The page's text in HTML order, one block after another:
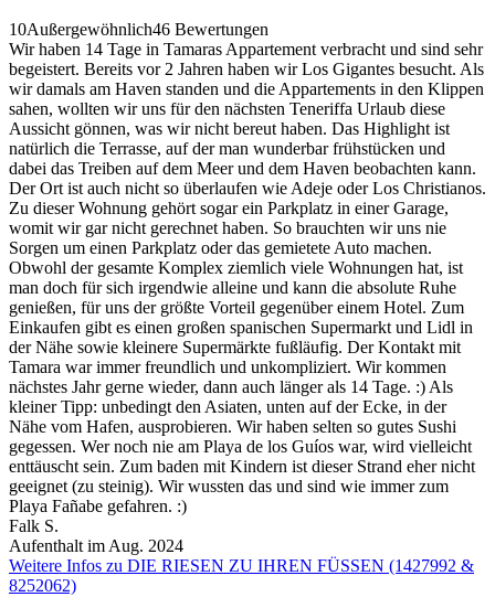
10Außergewöhnlich46 Bewertungen
Wir haben 14 Tage in Tamaras Appartement verbracht und sind sehr
begeistert. Bereits vor 2 Jahren haben wir Los Gigantes besucht. Als
wir damals am Haven standen und die Appartements in den Klippen
sahen, wollten wir uns für den nächsten Teneriffa Urlaub diese
Aussicht gönnen, was wir nicht bereut haben. Das Highlight ist
natürlich die Terrasse, auf der man wunderbar frühstücken und
dabei das Treiben auf dem Meer und dem Haven beobachten kann.
Der Ort ist auch nicht so überlaufen wie Adeje oder Los Christianos.
Zu dieser Wohnung gehört sogar ein Parkplatz in einer Garage,
womit wir gar nicht gerechnet haben. So brauchten wir uns nie
Sorgen um einen Parkplatz oder das gemietete Auto machen.
Obwohl der gesamte Komplex ziemlich viele Wohnungen hat, ist
man doch für sich irgendwie alleine und kann die absolute Ruhe
genießen, für uns der größte Vorteil gegenüber einem Hotel. Zum
Einkaufen gibt es einen großen spanischen Supermarkt und Lidl in
der Nähe sowie kleinere Supermärkte fußläufig. Der Kontakt mit
Tamara war immer freundlich und unkompliziert. Wir kommen
nächstes Jahr gerne wieder, dann auch länger als 14 Tage. :) Als
kleiner Tipp: unbedingt den Asiaten, unten auf der Ecke, in der
Nähe vom Hafen, ausprobieren. Wir haben selten so gutes Sushi
gegessen. Wer noch nie am Playa de los Guíos war, wird vielleicht
enttäuscht sein. Zum baden mit Kindern ist dieser Strand eher nicht
geeignet (zu steinig). Wir wussten das und sind wie immer zum
Playa Fañabe gefahren. :)
Falk S.
Aufenthalt im Aug. 2024
Weitere Infos zu DIE RIESEN ZU IHREN FÜSSEN (1427992 &
8252062)